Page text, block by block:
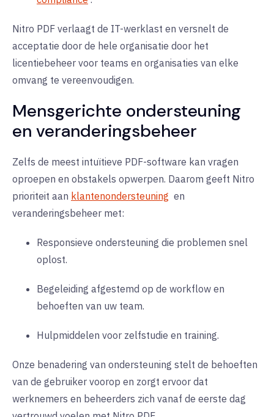
Nitro PDF verlaagt de IT-werklast en versnelt de
acceptatie door de hele organisatie door het
licentiebeheer voor teams en organisaties van elke
omvang te vereenvoudigen.
Mensgerichte ondersteuning
en veranderingsbeheer
Zelfs de meest intuïtieve PDF-software kan vragen
oproepen en obstakels opwerpen. Daarom geeft Nitro
prioriteit aan klantenondersteuning en
veranderingsbeheer met:
Responsieve ondersteuning die problemen snel
oplost.
Begeleiding afgestemd op de workflow en
behoeften van uw team.
Hulpmiddelen voor zelfstudie en training.
Onze benadering van ondersteuning stelt de behoeften
van de gebruiker voorop en zorgt ervoor dat
werknemers en beheerders zich vanaf de eerste dag